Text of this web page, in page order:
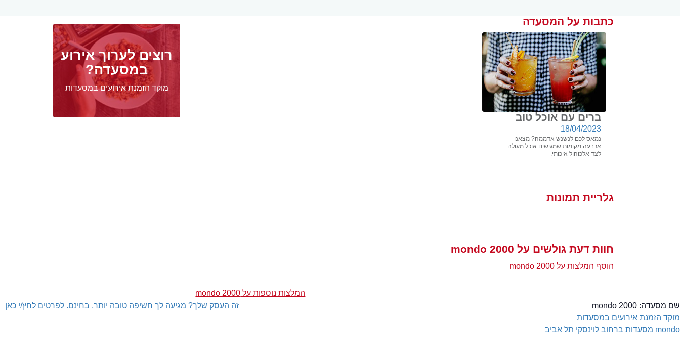
כתבות על המסעדה
ברים עם אוכל טוב
18/04/2023
נמאס לכם לנשנש אדממה? מצאנו
ארבעה מקומות שמגישים אוכל מעולה
לצד אלכוהול איכותי.
גלריית תמונות
חוות דעת גולשים על mondo 2000
הוסף המלצות על mondo 2000
המלצות נוספות על mondo 2000
רוצים לערוך אירוע
במסעדה?
מוקד הזמנת אירועים במסעדות
זה העסק שלך? מגיעה לך חשיפה טובה יותר, בחינם. לפרטים לחץ/י כאן שם מסעדה: mondo 2000
מוקד הזמנת אירועים במסעדות
mondo מסעדות ברחוב לוינסקי תל אביב